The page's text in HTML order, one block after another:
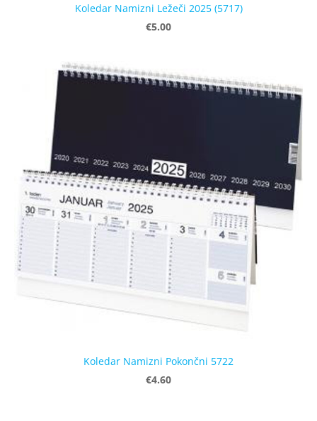
Koledar Namizni Ležeči 2025 (5717)
€5.00
Koledar Namizni Pokončni 5722
€4.60